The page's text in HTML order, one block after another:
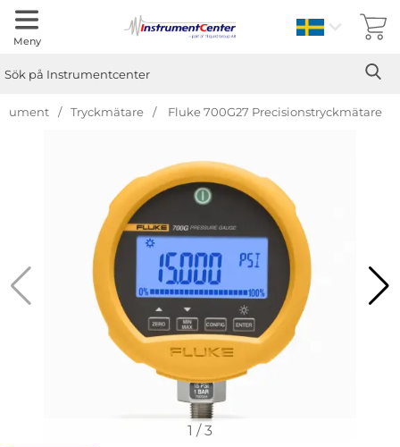
Meny Sverige
Tryckmätare Fluke 700G27 Precisionstryckmätare
1 /3